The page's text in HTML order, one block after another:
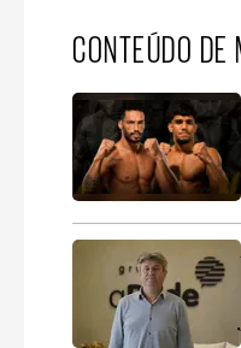
CONTEÚDO DE